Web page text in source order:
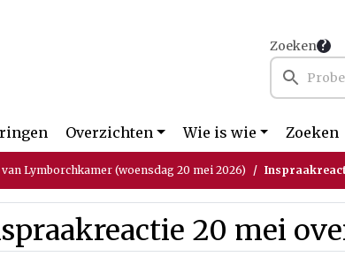
Zoeken
Overzichten Wie is wie Zoeken
van Lymborchkamer (woensdag 20 mei 2026)
20 mei